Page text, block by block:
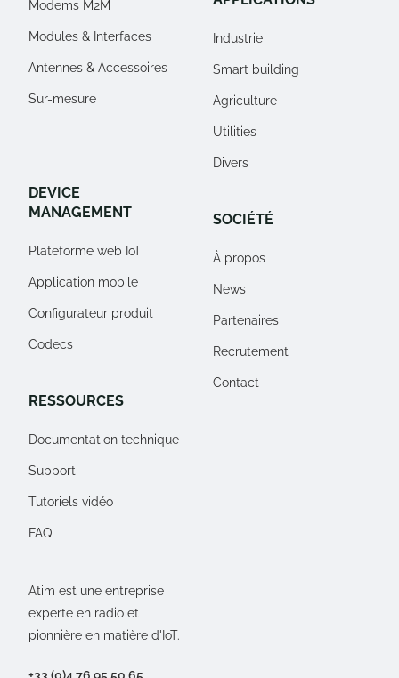
Atim est une entreprise
experte en radio et
pionnière en matière d'IoT.
Modems M2M
Modules & Interfaces
Antennes & Accessoires
Sur-mesure
DEVICE
MANAGEMENT
Plateforme web IoT
Application mobile
Configurateur produit
Codecs
RESSOURCES
Documentation technique
Support
Tutoriels vidéo
FAQ
Industrie
Smart building
Agriculture
Utilities
Divers
SOCIÉTÉ
À propos
News
Partenaires
Recrutement
Contact